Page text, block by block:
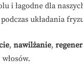
i łagodne dla
układania
, nawilżanie,